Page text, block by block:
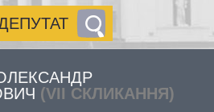
(VII СКЛИКАННЯ)